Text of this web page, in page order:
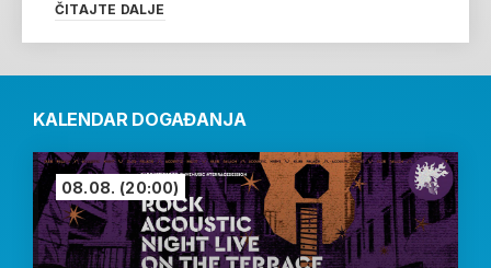
ČITAJTE DALJE
KALENDAR DOGAĐANJA
08.08. (20:00)